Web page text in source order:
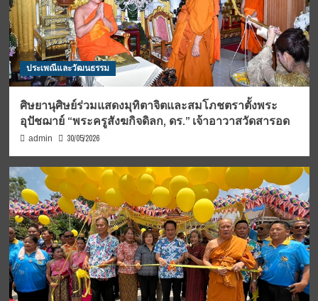
ประเพณีและวัฒนธรรม
ศิษยานุศิษย์ร่วมแสดงมุทิตาจิตและสมโภชตราตั้งพระ
อุปัชฌาย์ “พระครูสังฆกิจดิลก, ดร.” เจ้าอาวาสวัดสารอด
admin 30/05/2026